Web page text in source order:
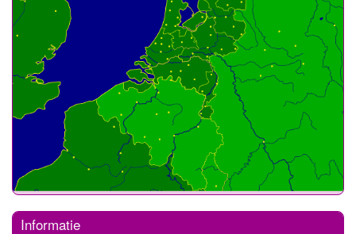
Informatie